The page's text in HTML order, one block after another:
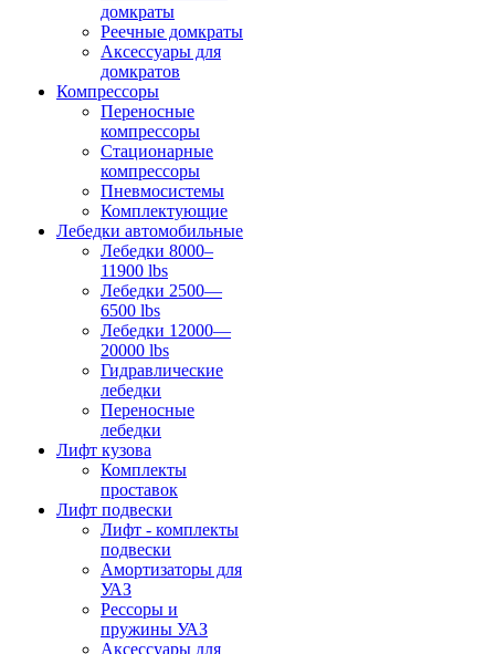
домкраты
Реечные домкраты
Аксессуары для
домкратов
Компрессоры
Переносные
компрессоры
Стационарные
компрессоры
Пневмосистемы
Комплектующие
Лебедки автомобильные
Лебедки 8000–
11900 lbs
Лебедки 2500—
6500 lbs
Лебедки 12000—
20000 lbs
Гидравлические
лебедки
Переносные
лебедки
Лифт кузова
Комплекты
проставок
Лифт подвески
Лифт - комплекты
подвески
Амортизаторы для
УАЗ
Рессоры и
пружины УАЗ
Аксессуары для